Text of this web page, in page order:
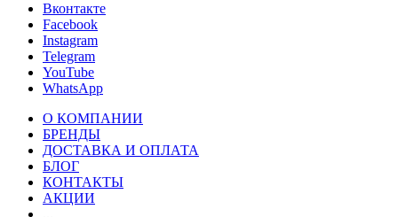
Вконтакте
Facebook
Instagram
Telegram
YouTube
WhatsApp
О КОМПАНИИ
БРЕНДЫ
ДОСТАВКА И ОПЛАТА
БЛОГ
КОНТАКТЫ
АКЦИИ
...